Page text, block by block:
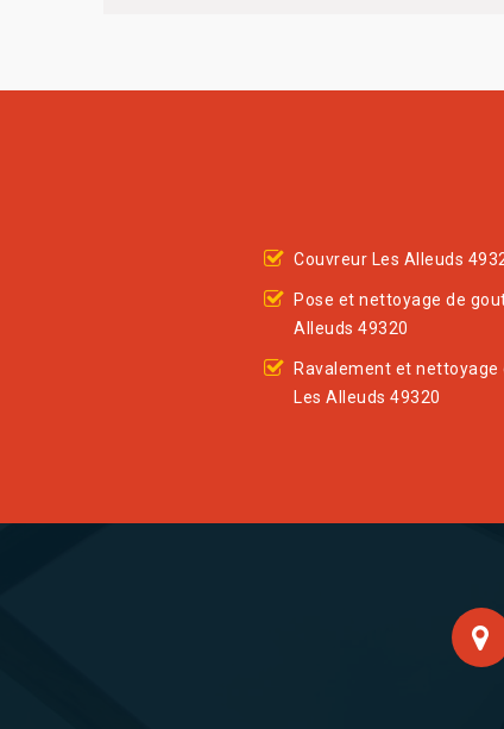
Couvreur Les Alleuds
Pose et nettoyage de
Alleuds 49320
Ravalement et nettoyage
Les Alleuds 49320